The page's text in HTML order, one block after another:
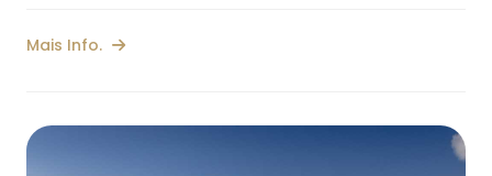
Mais Info.